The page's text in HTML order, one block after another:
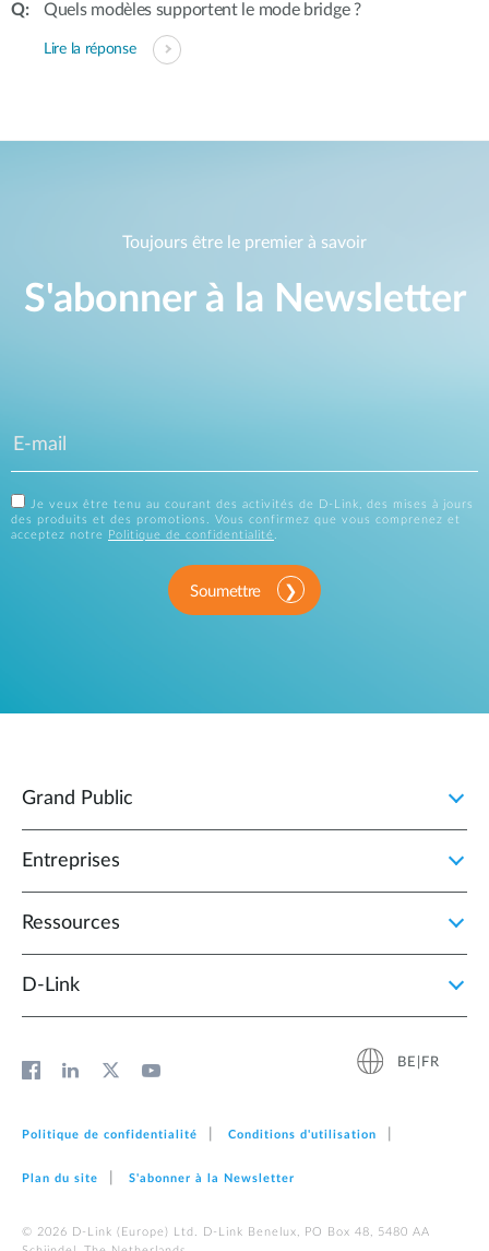
Quels modèles supportent le mode bridge ?
Lire la réponse
Toujours être le premier à savoir
S'abonner à la Newsletter
Je veux être tenu au courant des activités de D-Link, des mises à jours
des produits et des promotions. Vous confirmez que vous comprenez et
acceptez notre
Politique de confidentialité.
Soumettre
Grand Public
Entreprises
Ressources
D‑Link
BE|FR
Politique de confidentialité Conditions d'utilisation
Plan du site S'abonner à la Newsletter
© 2026 D‑Link (Europe) Ltd. D-Link Benelux, PO Box 48, 5480 AA